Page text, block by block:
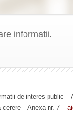
informatii.
de interes public –
cerere – Anexa nr. 7 –